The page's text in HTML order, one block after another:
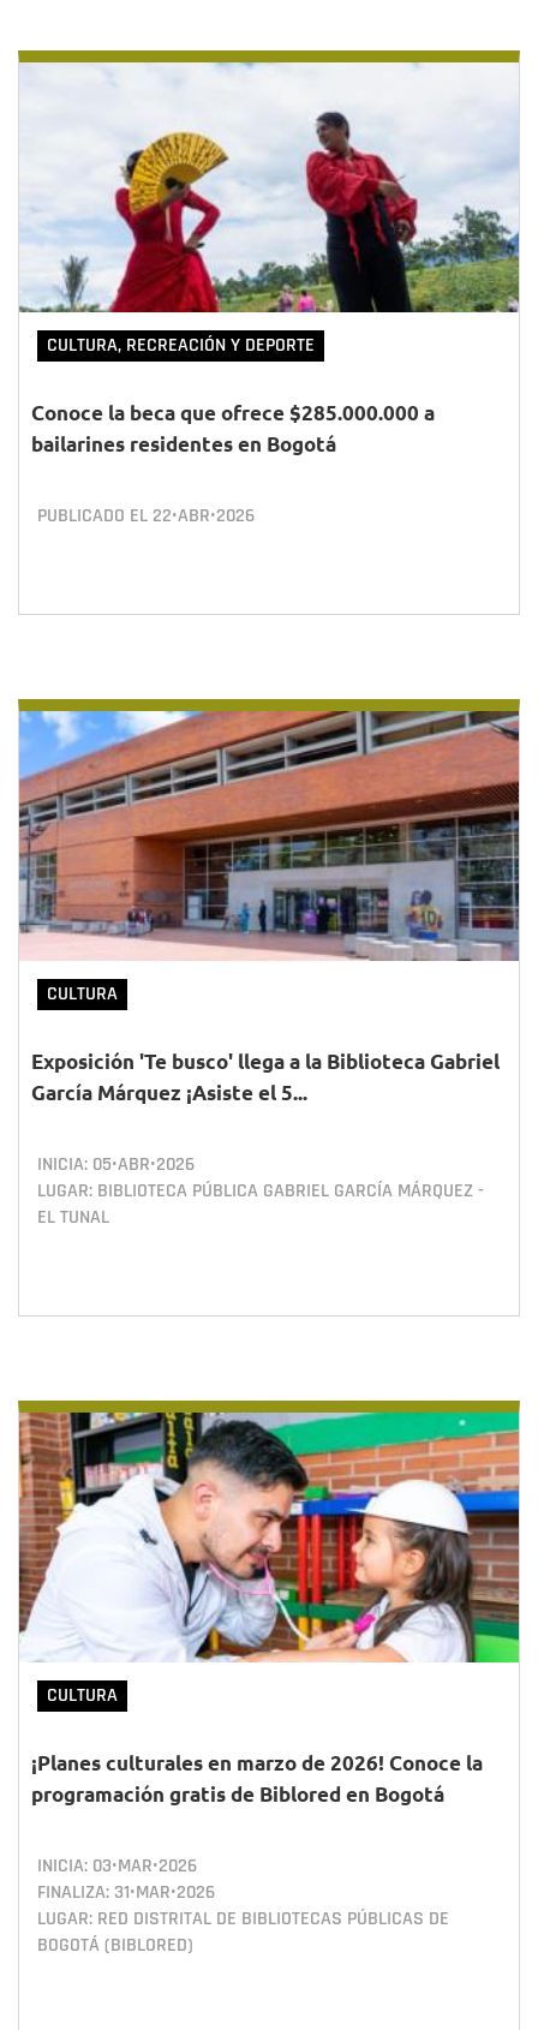
CULTURA, RECREACIÓN Y DEPORTE
Conoce la beca que ofrece $285.000.000 a
bailarines residentes en Bogotá
PUBLICADO EL 22•ABR•2026
CULTURA
Exposición 'Te busco' llega a la Biblioteca Gabriel
García Márquez ¡Asiste el 5...
INICIA: 05•ABR•2026
LUGAR: BIBLIOTECA PÚBLICA GABRIEL GARCÍA MÁRQUEZ -
EL TUNAL
CULTURA
¡Planes culturales en marzo de 2026! Conoce la
programación gratis de Biblored en Bogotá
INICIA: 03•MAR•2026
FINALIZA: 31•MAR•2026
LUGAR: RED DISTRITAL DE BIBLIOTECAS PÚBLICAS DE
BOGOTÁ (BIBLORED)